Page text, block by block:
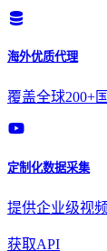
海外优质代理
覆盖全球200+
定制化数据采集
提供企业级视
获取API